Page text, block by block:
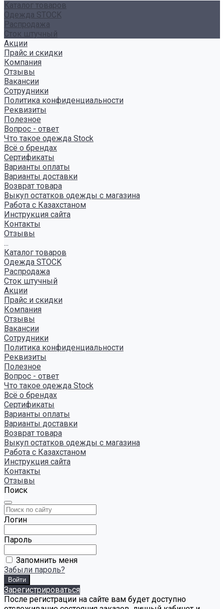
Каталог товаров
Одежда STOCK
Распродажа
Сток штучный
Акции
Прайс и скидки
Компания
Отзывы
Вакансии
Сотрудники
Политика конфиденциальности
Реквизиты
Полезное
Вопрос - ответ
Что такое одежда Stock
Всё о брендах
Сертификаты
Варианты оплаты
Варианты доставки
Возврат товара
Выкуп остатков одежды с магазина
Работа с Казахстаном
Инструкция сайта
Контакты
Отзывы
...
Каталог товаров
Одежда STOCK
Распродажа
Сток штучный
Акции
Прайс и скидки
Компания
Отзывы
Вакансии
Сотрудники
Политика конфиденциальности
Реквизиты
Полезное
Вопрос - ответ
Что такое одежда Stock
Всё о брендах
Сертификаты
Варианты оплаты
Варианты доставки
Возврат товара
Выкуп остатков одежды с магазина
Работа с Казахстаном
Инструкция сайта
Контакты
Отзывы
Поиск
Логин
Пароль
Запомнить меня
Забыли пароль?
Зарегистрироваться
После регистрации на сайте вам будет доступно